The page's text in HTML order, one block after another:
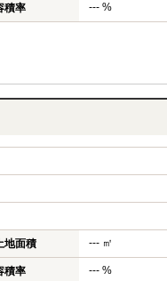
積率 --- %
地面積 --- ㎡
積率 --- %